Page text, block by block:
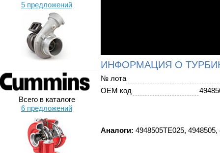
5 предложений
Всего в каталоге
6 предложений
ИНФОРМАЦИЯ О
№ лота
OEM код
Аналоги: 4948505TE025,